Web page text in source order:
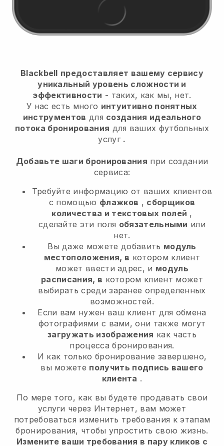
Blackbell предоставляет вашему сервису
уникальный уровень сложности и
эффективности - таких, как мы, нет.
У нас есть много интуитивно понятных
инструментов для создания идеального
потока бронирования для ваших футбольных
услуг .
Добавьте шаги бронирования при создании
сервиса:
Требуйте информацию от ваших клиентов
с помощью флажков , сборщиков
количества и текстовых полей ,
сделайте эти поля обязательными или
нет.
Вы даже можете добавить модуль
местоположения, в котором клиент
может ввести адрес, и модуль
расписания, в котором клиент может
выбирать среди заранее определенных
возможностей.
Если вам нужен ваш клиент для обмена
фотографиями с вами, они также могут
загружать изображения как часть
процесса бронирования.
И как только бронирование завершено,
вы можете получить подпись вашего
клиента .
По мере того, как вы будете продавать свои
услуги через Интернет, вам может
потребоваться изменить требования к этапам
бронирования, чтобы упростить свою жизнь.
Измените ваши требования в пару кликов с